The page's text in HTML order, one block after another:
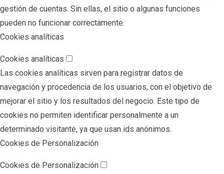
gestión de cuentas. Sin ellas, el sitio o algunas funciones
pueden no funcionar correctamente.
Cookies analíticas
Cookies analíticas
Las cookies analíticas sirven para registrar datos de
navegación y procedencia de los usuarios, con el objetivo de
mejorar el sitio y los resultados del negocio. Este tipo de
cookies no permiten identificar personalmente a un
determinado visitante, ya que usan ids anónimos.
Cookies de Personalización
Cookies de Personalización